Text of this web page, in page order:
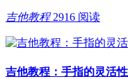
吉他教程 2916 阅读
吉他教程：手指的灵活性